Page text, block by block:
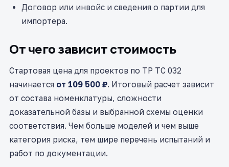
Договор или инвойс и сведения о партии для
импортера.
От чего зависит стоимость
Стартовая цена для проектов по ТР ТС 032
начинается от 109 500 ₽. Итоговый расчет зависит
от состава номенклатуры, сложности
доказательной базы и выбранной схемы оценки
соответствия. Чем больше моделей и чем выше
категория риска, тем шире перечень испытаний и
работ по документации.